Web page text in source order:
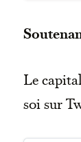
Le
soi sur